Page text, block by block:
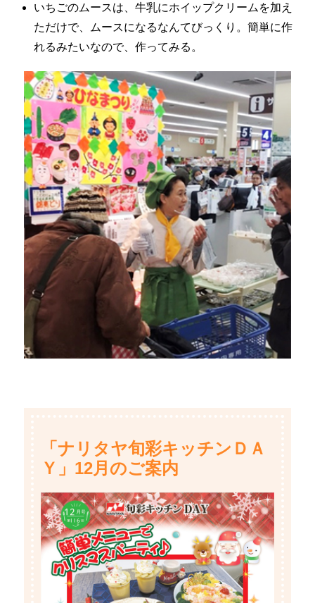
いちごのムースは、牛乳にホイップクリームを加え
ただけで、
ムースになるなんてびっくり。簡単に作
れるみたいなので、 作ってみる。
「ナリタヤ旬彩キッチンＤＡ
Ｙ」12月のご案内